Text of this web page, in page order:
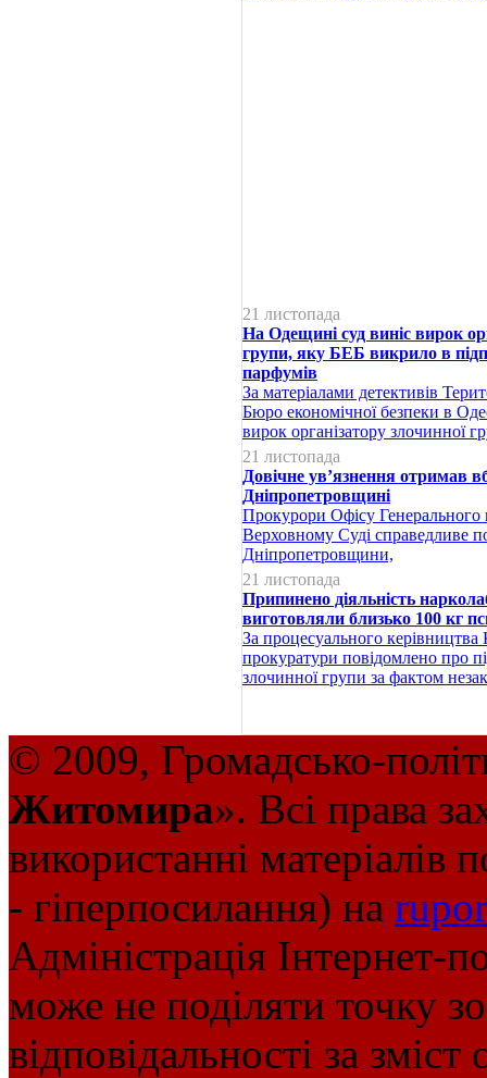
21 листопада
На Одещині суд виніс вирок
групи, яку БЕБ викрило в
парфумів
За матеріалами детективів
Бюро економічної безпеки в
вирок організатору злочинної
21 листопада
Довічне ув’язнення отримав
Дніпропетровщині
Прокурори Офісу Генерального
Верховному Суді справедливе
Дніпропетровщини,
21 листопада
Припинено діяльність
виготовляли близько 100 кг
За процесуального керівництва
прокуратури повідомлено про
злочинної групи за фактом
© 2009, Громадсько-
Житомира». Всі права
використанні матеріалів
- гіперпосилання) на
Адміністрація Інтернет-
може не поділяти точку
відповідальності за